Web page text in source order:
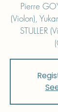
Pierre
(Violon),
STULLER